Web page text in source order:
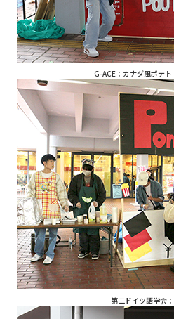
G-ACE：カナダ風ポテト
第二ドイツ語学会